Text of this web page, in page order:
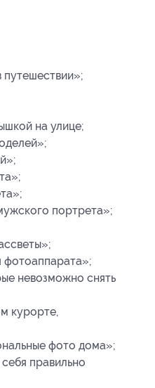
на улице;
портрета»;
фотоаппарата»;
невозможно снять
курорте,
фото дома»;
правильно